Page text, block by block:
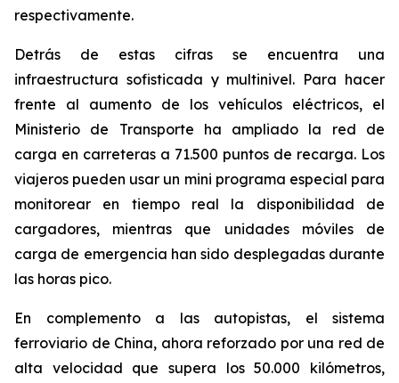
respectivamente.
Detrás de estas cifras se encuentra una
infraestructura sofisticada y multinivel. Para hacer
frente al aumento de los vehículos eléctricos, el
Ministerio de Transporte ha ampliado la red de
carga en carreteras a 71.500 puntos de recarga. Los
viajeros pueden usar un mini programa especial para
monitorear en tiempo real la disponibilidad de
cargadores, mientras que unidades móviles de
carga de emergencia han sido desplegadas durante
las horas pico.
En complemento a las autopistas, el sistema
ferroviario de China, ahora reforzado por una red de
alta velocidad que supera los 50.000 kilómetros,